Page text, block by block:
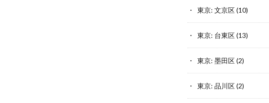
東京: 文京区(10)
東京: 台東区(13)
東京: 墨田区(2)
東京: 品川区(2)